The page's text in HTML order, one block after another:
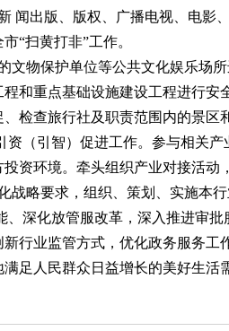
闻出版、版权、广播电视、电
“扫黄打非”工作。
文物保护单位等公共文化娱乐场
和重点基础设施建设工程进行
检查旅行社及职责范围内的景区
（引智）促进工作。参与相关
资环境。牵头组织产业对接活动
略要求，组织、策划、实施本
深化放管服改革，深入推进审
行业监管方式，优化政务服务
足人民群众日益增长的美好生